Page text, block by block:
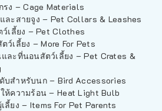
รง – Cage Materials
ละสายจูง – Pet Collars & Leashes
ว์เลี้ยง – Pet Clothes
ว์เลี้ยง – More For Pets
ละที่นอนสัตว์เลี้ยง – Pet Crates &
บสำหรับนก – Bird Accessories
ห้ความร้อน – Heat Light Bulb
ลี้ยง – Items For Pet Parents